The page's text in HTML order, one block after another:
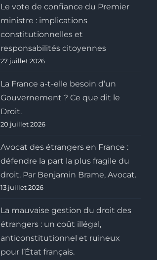
Le vote de confiance du Premier
ministre : implications
constitutionnelles et
responsabilités citoyennes
27 juillet 2026
La France a-t-elle besoin d’un
Gouvernement ? Ce que dit le
Droit.
20 juillet 2026
Avocat des étrangers en France :
défendre la part la plus fragile du
droit. Par Benjamin Brame, Avocat.
13 juillet 2026
La mauvaise gestion du droit des
étrangers : un coût illégal,
anticonstitutionnel et ruineux
pour l’État français.